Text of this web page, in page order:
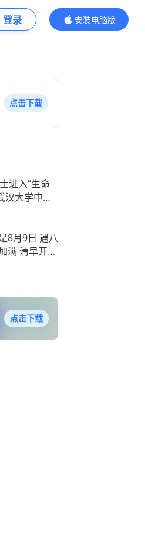
登录
安装电脑版
内容更精彩
点击下载
进入“生命
大学中南
：胃癌呈年
时吃饭
8月9日 遇八
满 清早开门
到功成事事
点击下载